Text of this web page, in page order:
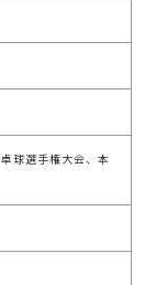
球選手権大会、本